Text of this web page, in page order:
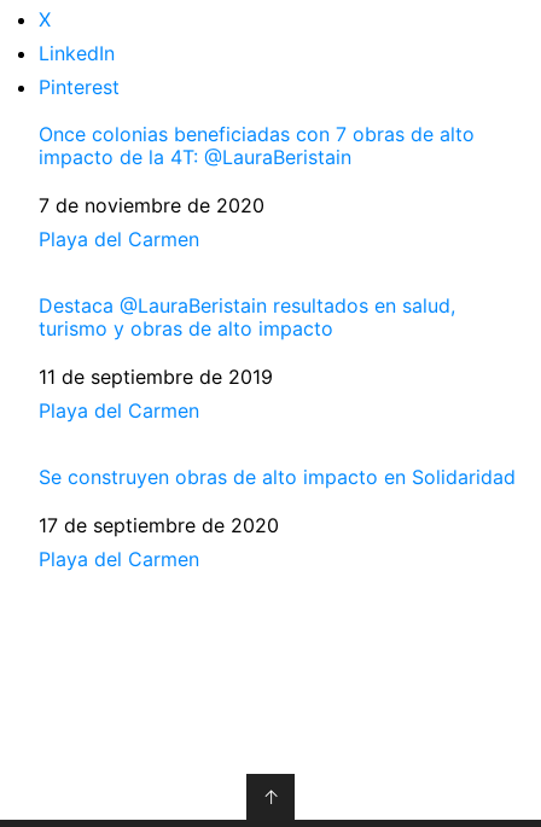
X
LinkedIn
Pinterest
Once colonias beneficiadas con 7 obras de alto
impacto de la 4T: @LauraBeristain
Fecha
7 de noviembre de 2020
Respecto a
Playa del Carmen
Destaca @LauraBeristain resultados en salud,
turismo y obras de alto impacto
Fecha
11 de septiembre de 2019
Respecto a
Playa del Carmen
Se construyen obras de alto impacto en Solidaridad
Fecha
17 de septiembre de 2020
Respecto a
Playa del Carmen
↑